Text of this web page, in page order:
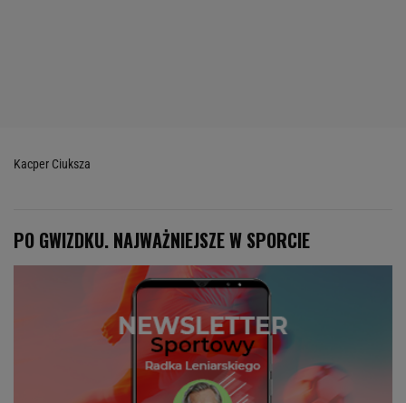
Kacper Ciuksza